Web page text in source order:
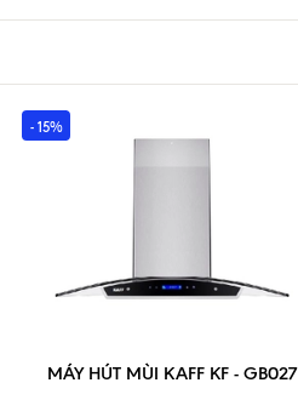
- 15%
MÁY HÚT MÙI KAFF KF - GB027